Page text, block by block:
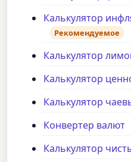
Калькулятор
Рекомендуемое
Калькулятор
Калькулятор
Калькулятор
Конвертер валют
Калькулятор